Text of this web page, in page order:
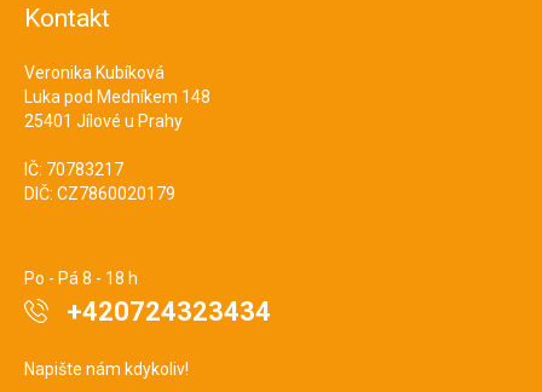
Kontakt
Veronika Kubíková
Luka pod Medníkem 148
25401 Jílové u Prahy
IČ: 70783217
DIČ: CZ7860020179
Po - Pá 8 - 18 h
+420724323434
Napište nám kdykoliv!